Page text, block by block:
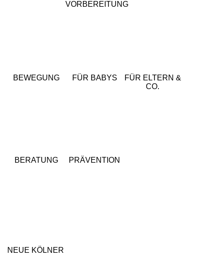
VORBEREITUNG
BEWEGUNG FÜR BABYS
FÜR ELTERN &
CO.
BERATUNG PRÄVENTION
NEUE KÖLNER